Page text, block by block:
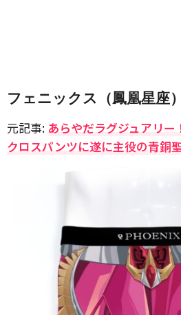
フェニックス（鳳凰星座）
元記事: あらやだラグジュアリ
クロスパンツに遂に主役の青銅